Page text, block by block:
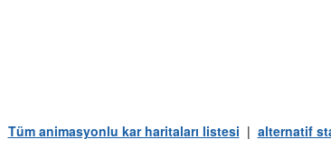
Tüm animasyonlu kar haritaları listesi | alternatif